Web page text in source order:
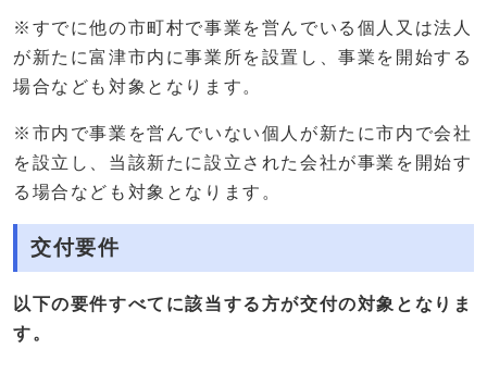
※すでに他の市町村で事業を営んでいる個人又は法人
が新たに富津市内に事業所を設置し、事業を開始する
場合なども対象となります。
※市内で事業を営んでいない個人が新たに市内で会社
を設立し、当該新たに設立された会社が事業を開始す
る場合なども対象となります。
交付要件
以下の要件すべてに該当する方が交付の対象となりま
す。